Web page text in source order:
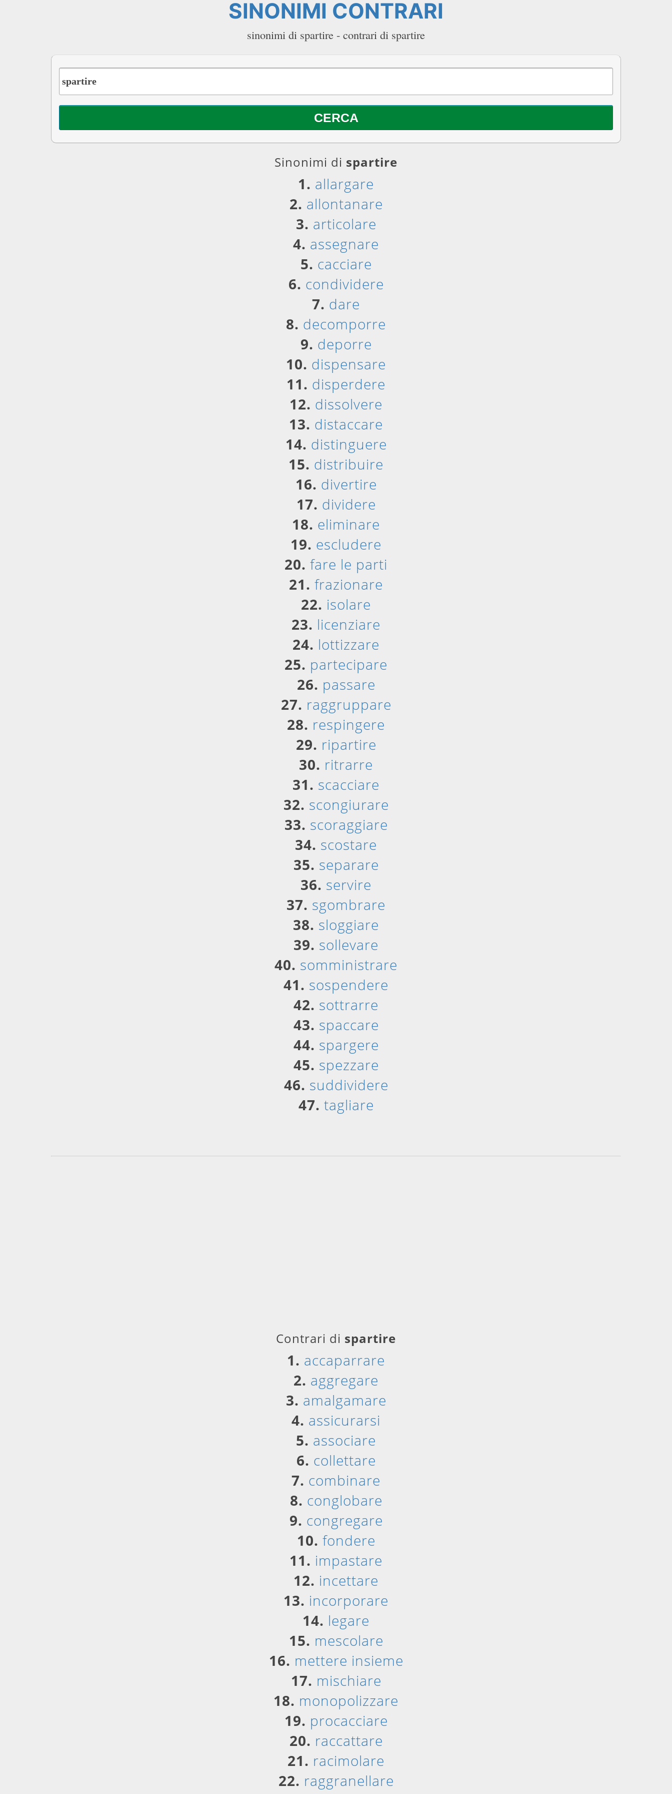
SINONIMI CONTRARI
sinonimi di spartire - contrari di spartire
Sinonimi di spartire
1. allargare
2. allontanare
3. articolare
4. assegnare
5. cacciare
6. condividere
7. dare
8. decomporre
9. deporre
10. dispensare
11. disperdere
12. dissolvere
13. distaccare
14. distinguere
15. distribuire
16. divertire
17. dividere
18. eliminare
19. escludere
20. fare le parti
21. frazionare
22. isolare
23. licenziare
24. lottizzare
25. partecipare
26. passare
27. raggruppare
28. respingere
29. ripartire
30. ritrarre
31. scacciare
32. scongiurare
33. scoraggiare
34. scostare
35. separare
36. servire
37. sgombrare
38. sloggiare
39. sollevare
40. somministrare
41. sospendere
42. sottrarre
43. spaccare
44. spargere
45. spezzare
46. suddividere
47. tagliare
Contrari di spartire
1. accaparrare
2. aggregare
3. amalgamare
4. assicurarsi
5. associare
6. collettare
7. combinare
8. conglobare
9. congregare
10. fondere
11. impastare
12. incettare
13. incorporare
14. legare
15. mescolare
16. mettere insieme
17. mischiare
18. monopolizzare
19. procacciare
20. raccattare
21. racimolare
22. raggranellare